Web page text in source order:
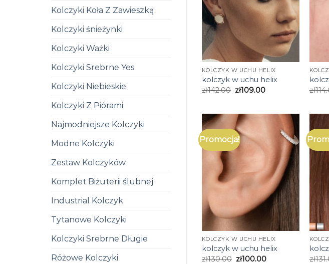
Kolczyki Koła Z Zawieszką
Kolczyki śnieżynki
Kolczyki Ważki
Kolczyki Srebrne Yes
Kolczyki Niebieskie
Kolczyki Z Piórami
Najmodniejsze Kolczyki
Modne Kolczyki
Zestaw Kolczyków
Komplet Biżuterii ślubnej
Industrial Kolczyk
Tytanowe Kolczyki
Kolczyki Srebrne Długie
Różowe Kolczyki
KOLCZYK W UCHU HELIX
kolczyk w uchu helix
zł142.00 zł109.00
zł
Promocja!
KOLCZYK W UCHU HELIX
kolczyk w uchu helix
zł130.00 zł100.00
zł